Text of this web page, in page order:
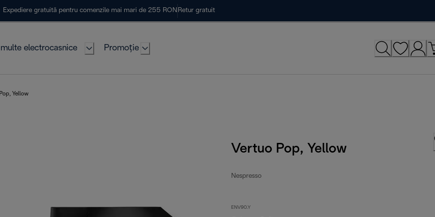
Expediere gratuită pentru comenzile mai mari de 255 RON Retur gratuit
electrocasnice Promoție
Yellow
Vertuo Pop, Yellow
Nespresso
ENV90.Y